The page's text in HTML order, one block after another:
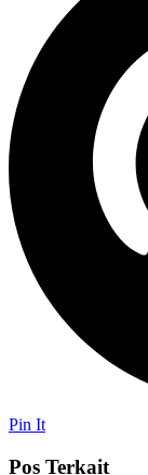
Pin It
Pos Terkait